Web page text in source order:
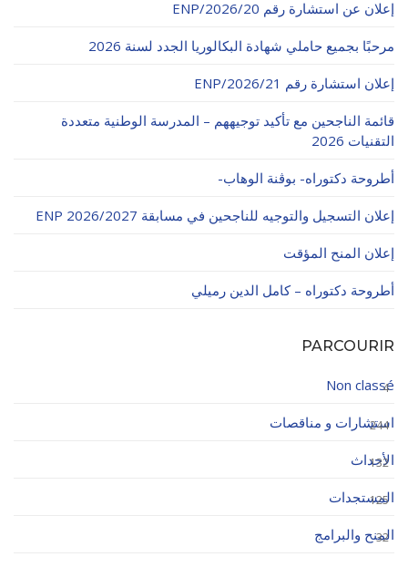
الأقــســــام الـتـحــضـيـريـــة
البرنامج الدراسي
عروض التكوين
التربصات
الشهادات
إعلان عن استشارة رقم 20/ENP/2026
مرحبًا بجميع حاملي شهادة البكالوريا الجدد لسنة 2026
إعلان استشارة رقم 21/ENP/2026
قائمة الناجحين مع تأكيد توجيههم – المدرسة الوطنية متعددة
التقنيات 2026
أطروحة دكتوراه- بوڨنة الوهاب-
إعلان التسجيل والتوجيه للناجحين في مسابقة ENP 2026/2027
إعلان المنح المؤقت
أطروحة دكتوراه – كامل الدين رميلي
PARCOURIR
Non classé
4
استشارات و مناقصات
244
الأحداث
132
المستجدات
125
المنح والبرامج
32